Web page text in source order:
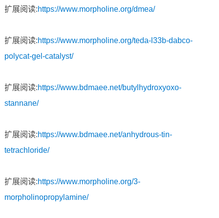
扩展阅读:https://www.morpholine.org/dmea/
扩展阅读:https://www.morpholine.org/teda-l33b-dabco-
polycat-gel-catalyst/
扩展阅读:https://www.bdmaee.net/butylhydroxyoxo-
stannane/
扩展阅读:https://www.bdmaee.net/anhydrous-tin-
tetrachloride/
扩展阅读:https://www.morpholine.org/3-
morpholinopropylamine/